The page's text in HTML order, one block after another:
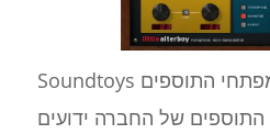
Soundtoys כבר מזמן אחד ממפתחי התוספים
התוספים של החברה ידועים